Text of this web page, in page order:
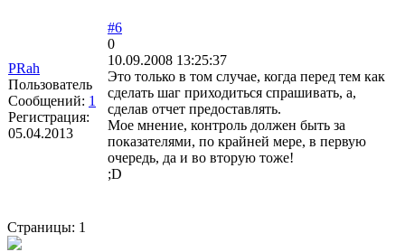
PRah
Пользователь
Сообщений: 1
Регистрация:
05.04.2013
#6
0
10.09.2008 13:25:37
Это только в том случае, когда перед тем как
сделать шаг приходиться спрашивать, а,
сделав отчет предоставлять.
Мое мнение, контроль должен быть за
показателями, по крайней мере, в первую
очередь, да и во вторую тоже!
;D
Страницы: 1